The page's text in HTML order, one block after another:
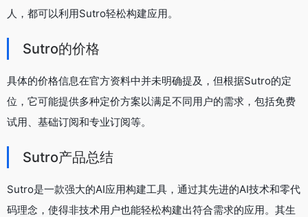
人，都可以利用Sutro轻松构建应用。
Sutro的价格
具体的价格信息在官方资料中并未明确提及，但根据Sutro的定
位，它可能提供多种定价方案以满足不同用户的需求，包括免费
试用、基础订阅和专业订阅等。
Sutro产品总结
Sutro是一款强大的AI应用构建工具，通过其先进的AI技术和零代
码理念，使得非技术用户也能轻松构建出符合需求的应用。其生